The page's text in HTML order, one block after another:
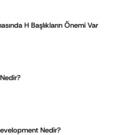
H Başlıkların Önemi Var
Nedir?